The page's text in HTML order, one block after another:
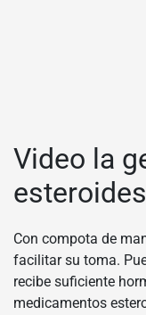
Video la
esteroides
Con compota de
facilitar su toma.
recibe suficiente
medicamentos